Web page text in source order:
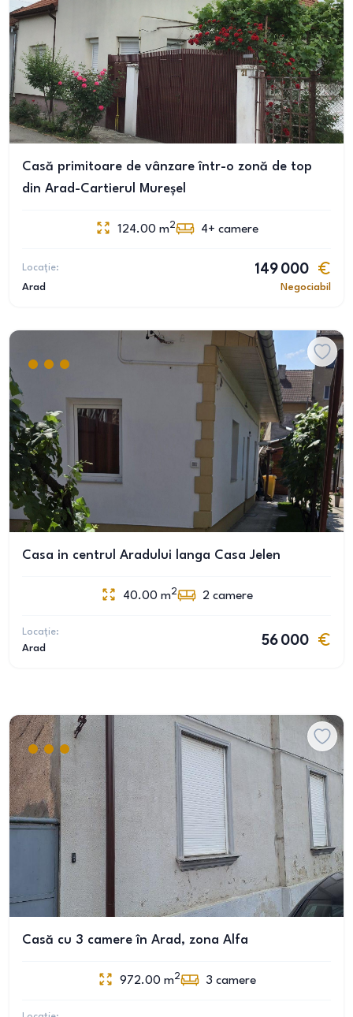
Casă primitoare de vânzare într-o zonă de top
din Arad-Cartierul Mureșel
124.00 m2 4+ camere
Locație:
Arad
149 000
Negociabil
Casa in centrul Aradului langa Casa Jelen
40.00 m2 2 camere
Locație:
Arad
56 000
Casă cu 3 camere în Arad, zona Alfa
972.00 m2 3 camere